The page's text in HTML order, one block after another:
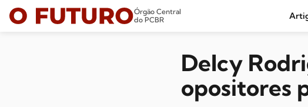
Órgão Central
do PCBR
Delcy
opositores